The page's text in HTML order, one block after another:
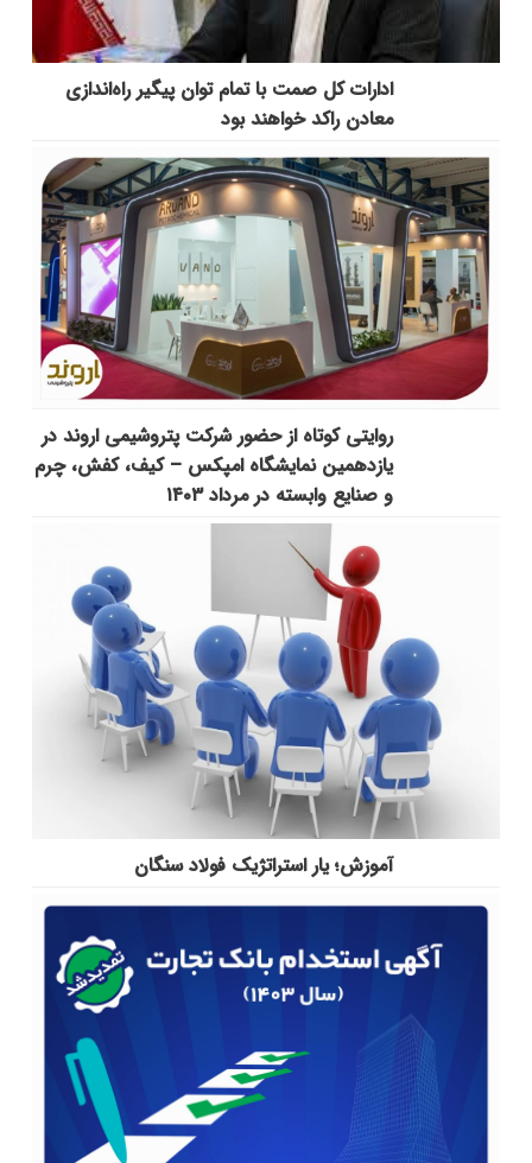
ادارات کل صمت با تمام توان پیگیر راه‌اندازی
معادن راکد خواهند بود
روایتی کوتاه از حضور شرکت پتروشیمی اروند در
یازدهمین نمایشگاه امپکس‌ – کیف، کفش، چرم
و صنایع وابسته در مرداد ۱۴۰۳
آموزش؛ یار استراتژیک فولاد سنگان